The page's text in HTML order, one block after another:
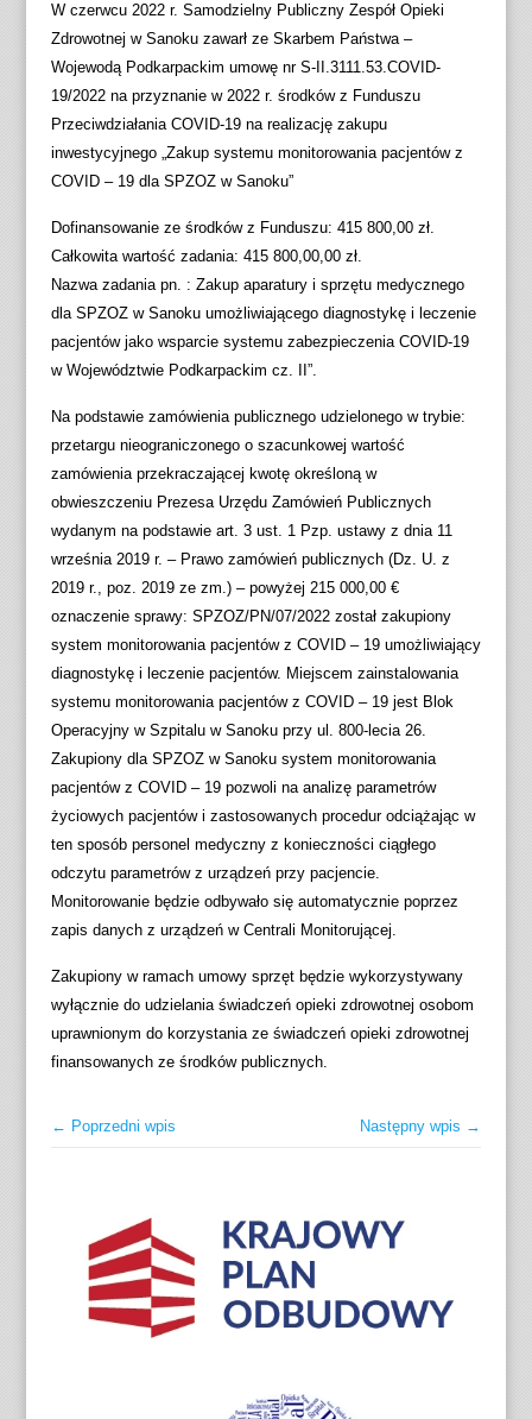
W czerwcu 2022 r. Samodzielny Publiczny Zespół Opieki
Zdrowotnej w Sanoku zawarł ze Skarbem Państwa –
Wojewodą Podkarpackim umowę nr S-II.3111.53.COVID-
19/2022 na przyznanie w 2022 r. środków z Funduszu
Przeciwdziałania COVID-19 na realizację zakupu
inwestycyjnego „Zakup systemu monitorowania pacjentów z
COVID – 19 dla SPZOZ w Sanoku”
Dofinansowanie ze środków z Funduszu: 415 800,00 zł.
Całkowita wartość zadania: 415 800,00,00 zł.
Nazwa zadania pn. : Zakup aparatury i sprzętu medycznego
dla SPZOZ w Sanoku umożliwiającego diagnostykę i leczenie
pacjentów jako wsparcie systemu zabezpieczenia COVID-19
w Województwie Podkarpackim cz. II”.
Na podstawie zamówienia publicznego udzielonego w trybie:
przetargu nieograniczonego o szacunkowej wartość
zamówienia przekraczającej kwotę określoną w
obwieszczeniu Prezesa Urzędu Zamówień Publicznych
wydanym na podstawie art. 3 ust. 1 Pzp. ustawy z dnia 11
września 2019 r. – Prawo zamówień publicznych (Dz. U. z
2019 r., poz. 2019 ze zm.) – powyżej 215 000,00 €
oznaczenie sprawy: SPZOZ/PN/07/2022 został zakupiony
system monitorowania pacjentów z COVID – 19 umożliwiający
diagnostykę i leczenie pacjentów. Miejscem zainstalowania
systemu monitorowania pacjentów z COVID – 19 jest Blok
Operacyjny w Szpitalu w Sanoku przy ul. 800-lecia 26.
Zakupiony dla SPZOZ w Sanoku system monitorowania
pacjentów z COVID – 19 pozwoli na analizę parametrów
życiowych pacjentów i zastosowanych procedur odciążając w
ten sposób personel medyczny z konieczności ciągłego
odczytu parametrów z urządzeń przy pacjencie.
Monitorowanie będzie odbywało się automatycznie poprzez
zapis danych z urządzeń w Centrali Monitorującej.
Zakupiony w ramach umowy sprzęt będzie wykorzystywany
wyłącznie do udzielania świadczeń opieki zdrowotnej osobom
uprawnionym do korzystania ze świadczeń opieki zdrowotnej
finansowanych ze środków publicznych.
← Poprzedni wpis Następny wpis →